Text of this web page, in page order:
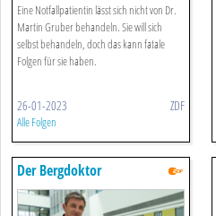
Eine Notfallpatientin lässt sich nicht von Dr.
Martin Gruber behandeln. Sie will sich
selbst behandeln, doch das kann fatale
Folgen für sie haben.
26-01-2023 ZDF
Alle Folgen
Der Bergdoktor